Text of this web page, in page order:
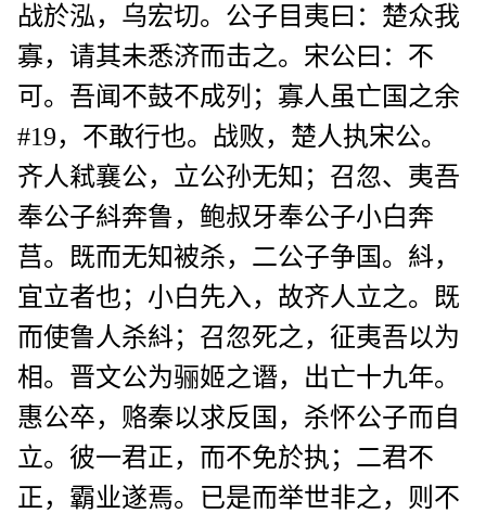
战於泓，乌宏切。公子目夷曰：楚众我
寡，请其未悉济而击之。宋公曰：不
可。吾闻不鼓不成列；寡人虽亡国之余
#19，不敢行也。战败，楚人执宋公。
齐人弒襄公，立公孙无知；召忽、夷吾
奉公子紏奔鲁，鲍叔牙奉公子小白奔
莒。既而无知被杀，二公子争国。紏，
宜立者也；小白先入，故齐人立之。既
而使鲁人杀紏；召忽死之，征夷吾以为
相。晋文公为骊姬之谮，出亡十九年。
惠公卒，赂秦以求反国，杀怀公子而自
立。彼一君正，而不免於执；二君不
正，霸业遂焉。已是而举世非之，则不